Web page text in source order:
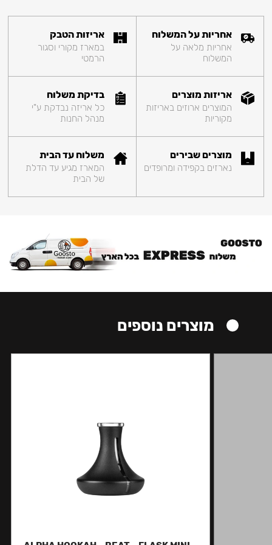
אחריות על המשלוח
אחריות מלאה על
המשלוח
אריזות הטבק
במארז מקורי וסגור
הרמטי
אריזות מוצרים
המוצרים ארוזים באריזות
מקוריות
בדיקת משלוח
כל אריזה נבדקת ע"י
מנהל החנות
מוצרים שבירים
נארזים בקפידה ומרופדים
משלוח עד הבית
המארז מגיע עד הדלת
של הבית
מוצרים נוספים